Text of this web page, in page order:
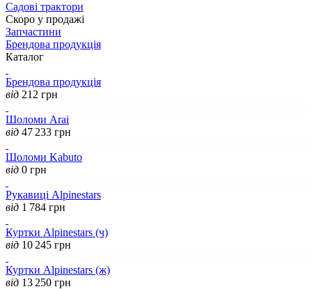
Садові трактори
Скоро у продажі
Запчастини
Брендова продукція
Каталог
Брендова продукція
від 212 грн
Шоломи Arai
від 47 233 грн
Шоломи Kabuto
від 0 грн
Рукавиці Alpinestars
від 1 784 грн
Куртки Alpinestars (ч)
від 10 245 грн
Куртки Alpinestars (ж)
від 13 250 грн